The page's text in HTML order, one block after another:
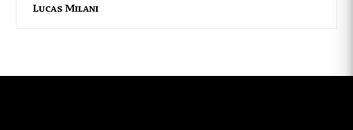
Lucas Milani